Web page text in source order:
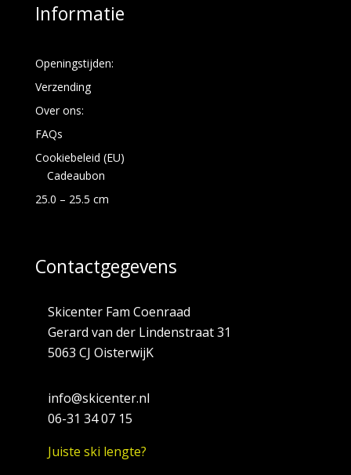
Informatie
Openingstijden:
Verzending
Over ons:
FAQs
Cookiebeleid (EU)
Cadeaubon
25.0 – 25.5 cm
Contactgegevens
Skicenter Fam Coenraad
Gerard van der Lindenstraat 31
5063 CJ OisterwijK
info@skicenter.nl
06-31 34 07 15
Juiste ski lengte?